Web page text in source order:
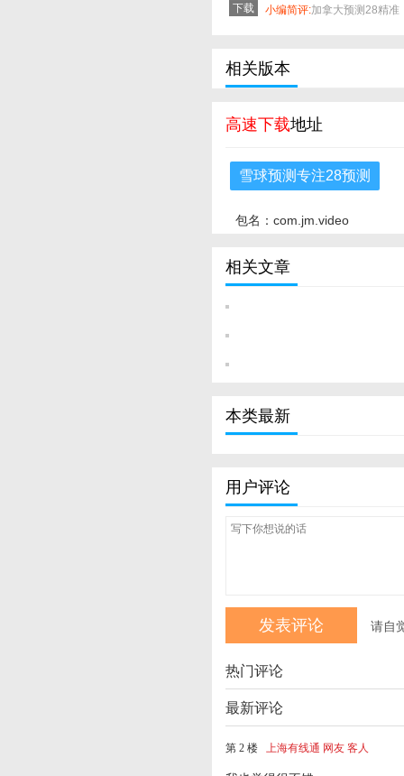
下载
小编简评:加拿大预测28精准
多轮语义分析 意图建模，构
超前思考型搜索助手，轻松
决信息难题！！
相关版本
高速下载地址
雪球预测专注28预测
包名：com.jm.video
相关文章
本类最新
用户评论
请自
热门评论
最新评论
第 2 楼 上海有线通 网友 客人